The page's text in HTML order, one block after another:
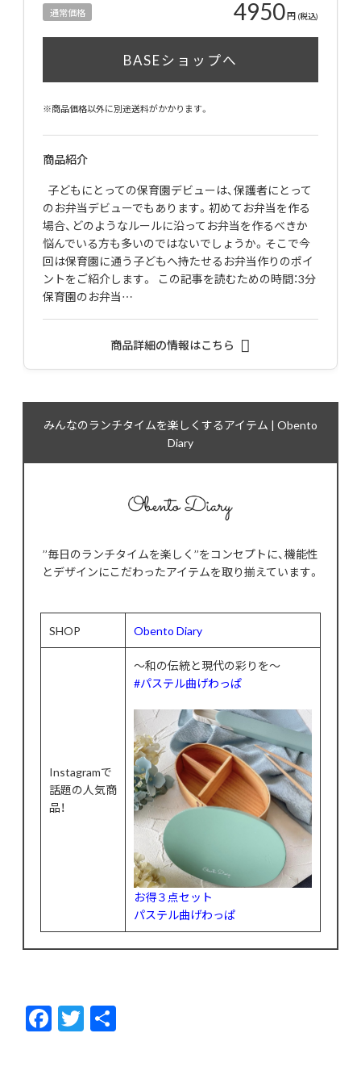
通常価格 4950円 (税込)
BASEショップへ
※商品価格以外に別途送料がかかります。
商品紹介
子どもにとっての保育園デビューは、保護者にとって
のお弁当デビューでもあります。初めてお弁当を作る
場合、どのようなルールに沿ってお弁当を作るべきか
悩んでいる方も多いのではないでしょうか。そこで今
回は保育園に通う子どもへ持たせるお弁当作りのポイ
ントをご紹介します。 この記事を読むための時間：3分
保育園のお弁当…
商品詳細の情報はこちら
みんなのランチタイムを楽しくするアイテム | Obento
Diary
’’毎日のランチタイムを楽しく’’をコンセプトに、機能性
とデザインにこだわったアイテムを取り揃えています。
SHOP Obento Diary
Instagramで
話題の人気商
品！
〜和の伝統と現代の彩りを〜
#パステル曲げわっぱ
お得３点セット
パステル曲げわっぱ
F
ac
T
w